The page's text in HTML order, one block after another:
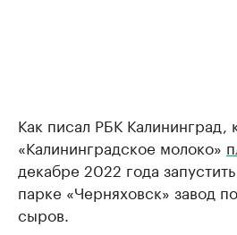
Как писал РБК Калининград,
«Калининградское молоко»
декабре 2022 года
парке «Черняховск» завод
сыров.